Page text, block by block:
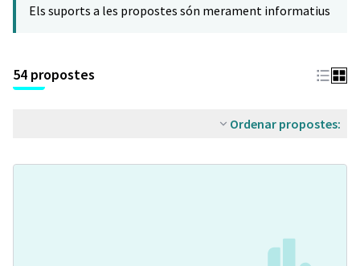
Els suports a les propostes són merament informatius
54 propostes
Ordenar propostes: